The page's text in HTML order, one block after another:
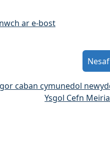
ar e-bost
caban cymunedol
Ysgol Cefn